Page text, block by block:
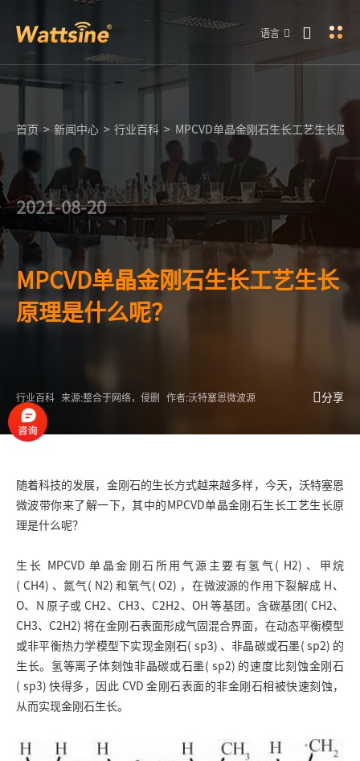
语言
首页 > 新闻中心 > 行业百科 > MPCVD单晶金刚石生长工艺生长原
2021-08-20
MPCVD单晶金刚石生长工艺生长
原理是什么呢？
行业百科 来源:整合于网络，侵删 作者:沃特塞恩微波源 分享
随着科技的发展，金刚石的生长方式越来越多样，今天，沃特塞恩
微波带你来了解一下，其中的MPCVD单晶金刚石生长工艺生长原
理是什么呢？
生长 MPCVD 单晶金刚石所用气源主要有氢气( H2) 、甲烷
( CH4) 、氮气( N2) 和氧气( O2) ，在微波源的作用下裂解成 H、
O、N 原子或 CH2、CH3、C2H2、OH 等基团。含碳基团( CH2、
CH3、C2H2) 将在金刚石表面形成气固混合界面，在动态平衡模型
或非平衡热力学模型下实现金刚石( sp3) 、非晶碳或石墨( sp2) 的
生长。氢等离子体刻蚀非晶碳或石墨( sp2) 的速度比刻蚀金刚石
( sp3) 快得多，因此 CVD 金刚石表面的非金刚石相被快速刻蚀，
从而实现金刚石生长。